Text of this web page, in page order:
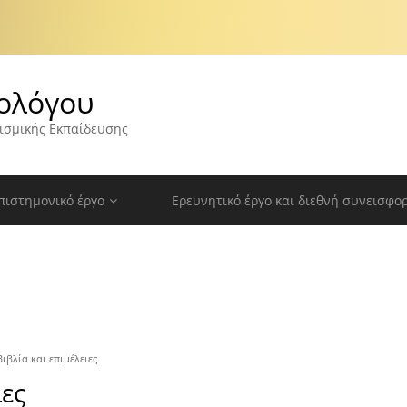
Εκπαίδευσης
έργο Ερευνητικό έργο και διεθνή
και επιμέλειες